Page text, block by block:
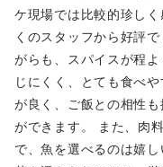
ケ現場では比較的珍し
くのスタッフから好評
がらも、スパイスが程
じにくく、とても食べ
が良く、ご飯との相性
ができます。 また、肉
で、魚を選べるのは嬉